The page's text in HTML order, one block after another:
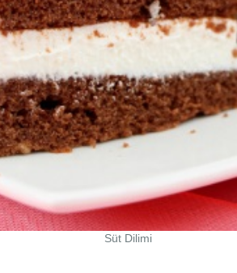
Süt Dilimi